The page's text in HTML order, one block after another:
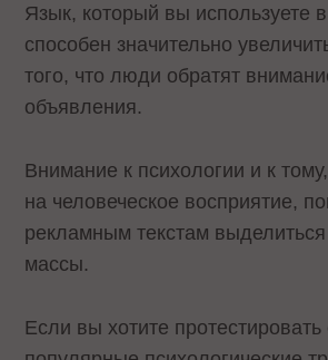
Язык, который вы используете в
способен значительно
того, что люди обратят
объявления.
Внимание к психологии и к
на человеческое восприятие,
рекламным текстам
массы.
Если вы хотите